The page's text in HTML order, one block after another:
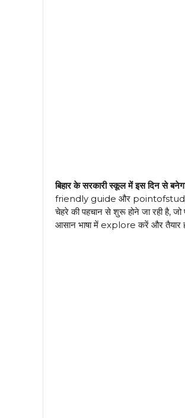
बिहार के सरकारी स्कूल में इस दिन से
friendly guide और
चेहरे की पहचान से शुरू होने जा रही है, जो
आसान भाषा में explore करें और तैयार